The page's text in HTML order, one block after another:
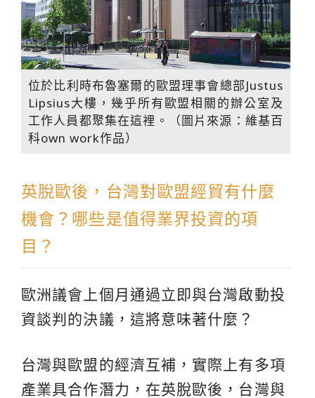
位於比利時布魯塞爾的歐盟理事會總部Justus
Lipsius大樓，幾乎所有歐盟相關的辦公室及
工作人員都聚集在這裡。（圖片來源：維基百
科own work作品）
英脫歐後，台灣對歐盟經貿有什麼
機會？哪些是值得業界投資的項
目？
歐洲議會上個月通過立即與台灣啟動投
資談判的決議，這將意味著什麼？
台灣與歐盟的經濟互補，實際上有多項
產業具合作潛力，在英脫歐後，台灣與